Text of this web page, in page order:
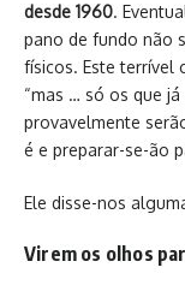
desde 1960.
pano de fundo não
físicos. Este terrível
“mas … só os que
provavelmente
é e preparar-se-ão
Ele disse-nos
Virem os olhos